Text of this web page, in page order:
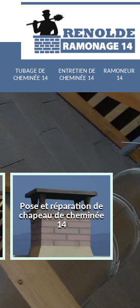
TUBAGE DE
CHEMINÉE 14
ENTRETIEN DE
CHEMINÉE 14
RAMONEUR
14
Pose et réparation de
chapeau de cheminée
14